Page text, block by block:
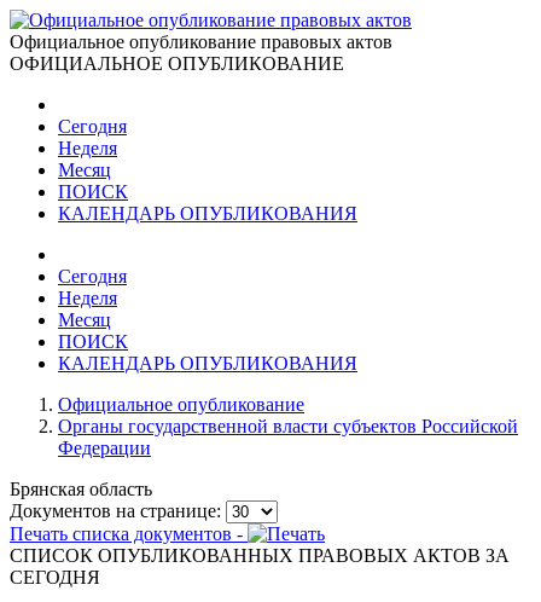
Официальное опубликование правовых актов
ОФИЦИАЛЬНОЕ ОПУБЛИКОВАНИЕ
Сегодня
Неделя
Месяц
ПОИСК
КАЛЕНДАРЬ ОПУБЛИКОВАНИЯ
Сегодня
Неделя
Месяц
ПОИСК
КАЛЕНДАРЬ ОПУБЛИКОВАНИЯ
Официальное опубликование
Органы государственной власти субъектов Российской
Федерации
Брянская область
Документов на странице:
Печать списка документов -
СПИСОК ОПУБЛИКОВАННЫХ ПРАВОВЫХ АКТОВ ЗА
CЕГОДНЯ